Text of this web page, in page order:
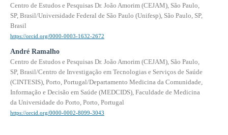
Centro de Estudos e Pesquisas Dr. João Amorim (CEJAM), São Paulo,
SP, Brasil/Universidade Federal de São Paulo (Unifesp), São Paulo, SP,
Brasil
https://orcid.org/0000-0003-1632-2672
André Ramalho
Centro de Estudos e Pesquisas Dr. João Amorim (CEJAM), São Paulo,
SP, Brasil/Centro de Investigação em Tecnologias e Serviços de Saúde
(CINTESIS), Porto, Portugal/Departamento Medicina da Comunidade,
Informação e Decisão em Saúde (MEDCIDS), Faculdade de Medicina
da Universidade do Porto, Porto, Portugal
https://orcid.org/0000-0002-8099-3043